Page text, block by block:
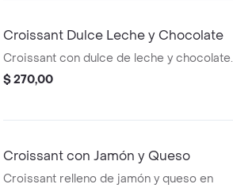
Croissant Dulce Leche y Chocolate
Croissant con dulce de leche y chocolate.
$ 270,00
Croissant con Jamón y Queso
Croissant relleno de jamón y queso en